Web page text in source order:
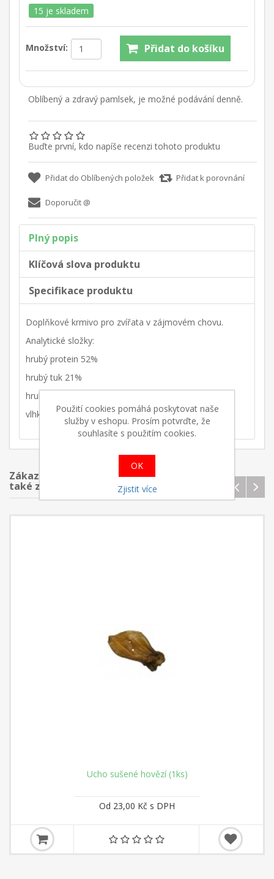
15 je skladem
Množství:
Oblíbený a zdravý pamlsek, je možné podávání denně.
Buďte první, kdo napíše recenzi tohoto produktu
Plný popis
Klíčová slova produktu
Specifikace produktu
Doplňkové krmivo pro zvířata v zájmovém chovu.
Analytické složky:
hrubý protein 52%
hrubý tuk 21%
hrubý popel 25%
vlhkost 8%
Zákazníci, kteří koupilii tento produkt,
také zakoupili
Ucho sušené hovězí (1ks)
Od 23,00 Kč s DPH
Použití cookies pomáhá poskytovat naše
služby v eshopu. Prosím potvrďte, že
souhlasíte s použitím cookies.
OK
Zjistit více